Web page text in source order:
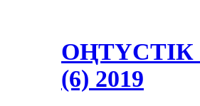
(6) 2019